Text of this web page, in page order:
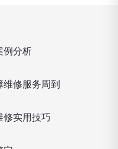
例分析
修服务周到
实用技巧